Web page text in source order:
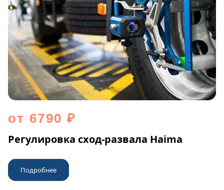
от 6790 ₽
Регулировка сход-развала Haima
Подробнее